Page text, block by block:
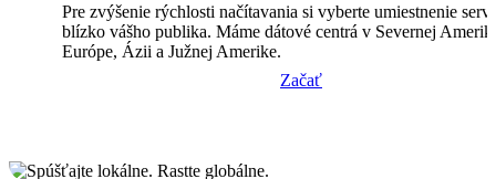
Pre zvýšenie rýchlosti načítavania si vyberte umiestnenie
blízko vášho publika. Máme dátové centrá v Severnej
Európe, Ázii a Južnej Amerike.
Začať